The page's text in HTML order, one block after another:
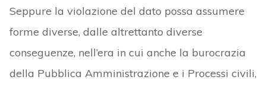
Seppure la violazione del dato possa assumere
forme diverse, dalle altrettanto diverse
conseguenze, nell’era in cui anche la burocrazia
della Pubblica Amministrazione e i Processi civili,